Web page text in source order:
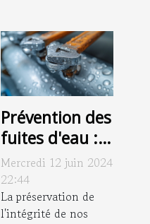
Prévention des
fuites d'eau :
meilleures
pratiques et
conseils
Mercredi 12 juin 2024
22:44
La préservation de
l'intégrité de nos